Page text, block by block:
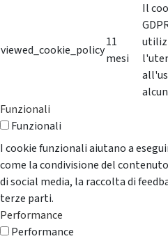
viewed_cookie_policy
11
mesi
Il
Funzionali
Funzionali
I cookie funzionali aiutano a
come la condivisione del
di social media, la raccolta di
terze parti.
Performance
Performance